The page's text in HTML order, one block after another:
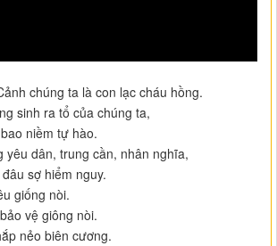
chúng ta là con lạc cháu hồng.
sinh ra tổ của chúng ta,
niềm tự hào.
yêu dân, trung cần, nhân nghĩa,
sợ hiểm nguy.
giống nòi.
vệ giông nòi.
nẻo biên cương.